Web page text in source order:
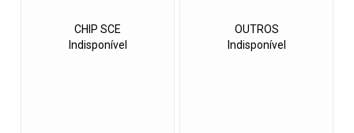
CHIP SCE
Indisponível
OUTROS
Indisponível